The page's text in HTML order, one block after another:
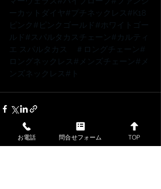
ーカットダイヤ #プチネックレス #K18
ピンク #ピンクゴールド #ホワイトゴー
ルド #スパルタカスチェーン #カルティ
エ スパルタカス ＃ロングチェーン #
ロングネックレス #メンズチェーン #メ
ンズネックレス #ト
最新記事 すべて表示
お電話 問合せフォーム TOP